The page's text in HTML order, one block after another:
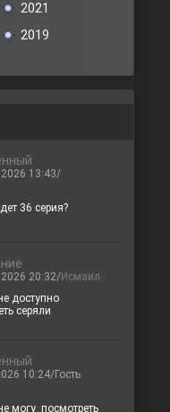
2021
2019
13:43/
36 серия?
20:32/Исмаил
доступно
серяли
10:24/Гость
могу посмотреть